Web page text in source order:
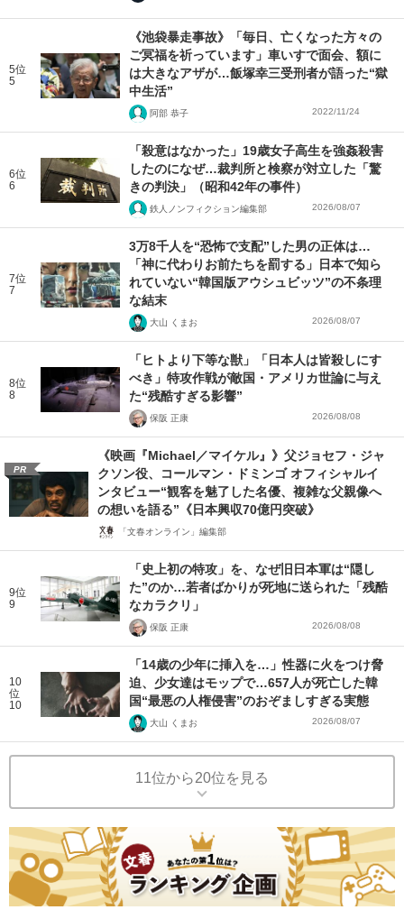
5位
5
《池袋暴走事故》「毎日、亡くなった方々の
ご冥福を祈っています」車いすで面会、額に
は大きなアザが…飯塚幸三受刑者が語った“獄
中生活”
阿部 恭子 2022/11/24
6位
6
「殺意はなかった」19歳女子高生を強姦殺害
したのになぜ…裁判所と検察が対立した「驚
きの判決」（昭和42年の事件）
鉄人ノンフィクション編集部 2026/08/07
7位
7
3万8千人を“恐怖で支配”した男の正体は…
「神に代わりお前たちを罰する」日本で知ら
れていない“韓国版アウシュビッツ”の不条理
な結末
大山 くまお 2026/08/07
8位
8
「ヒトより下等な獣」「日本人は皆殺しにす
べき」特攻作戦が敵国・アメリカ世論に与え
た“残酷すぎる影響”
保阪 正康 2026/08/08
PR
《映画『Michael／マイケル』》父ジョセフ・ジャ
クソン役、コールマン・ドミンゴ オフィシャルイ
ンタビュー“観客を魅了した名優、複雑な父親像へ
の想いを語る”《日本興収70億円突破》
「文春オンライン」編集部
9位
9
「史上初の特攻」を、なぜ旧日本軍は“隠し
た”のか…若者ばかりが死地に送られた「残酷
なカラクリ」
保阪 正康 2026/08/08
10
位
10
「14歳の少年に挿入を…」性器に火をつけ脅
迫、少女達はモップで…657人が死亡した韓
国“最悪の人権侵害”のおぞましすぎる実態
大山 くまお 2026/08/07
11位から20位を見る